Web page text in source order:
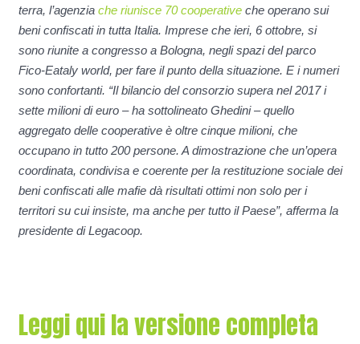
terra, l’agenzia che riunisce 70 cooperativeche operano sui
beni confiscati in tutta Italia. Imprese che ieri, 6 ottobre, si
sono riunite a congresso a Bologna, negli spazi del parco
Fico-Eataly world, per fare il punto della situazione. E i numeri
sono confortanti. “Il bilancio del consorzio supera nel 2017 i
sette milioni di euro – ha sottolineato Ghedini – quello
aggregato delle cooperative è oltre cinque milioni, che
occupano in tutto 200 persone. A dimostrazione che un’opera
coordinata, condivisa e coerente per la restituzione sociale dei
beni confiscati alle mafie dà risultati ottimi non solo per i
territori su cui insiste, ma anche per tutto il Paese”, afferma la
presidente di Legacoop.
Leggi qui la versione completa